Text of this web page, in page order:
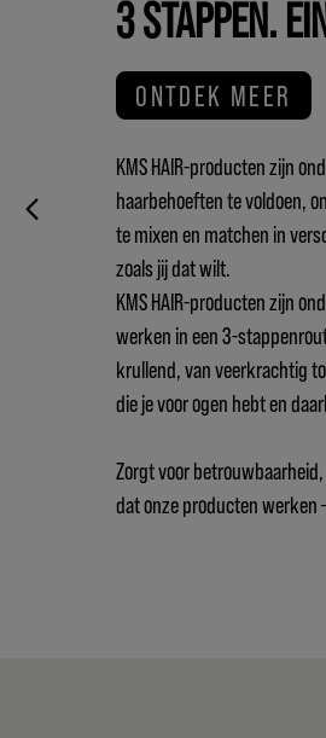
3 STAPPEN.
ONTDEK MEER
KMS HAIR-producten zijn
haarbehoeften te voldoen,
te mixen en matchen in
zoals jij dat wilt.
KMS HAIR-producten zijn
werken in een 3-
krullend, van veerkrachtig
die je voor ogen hebt en
Zorgt voor
dat onze producten werken